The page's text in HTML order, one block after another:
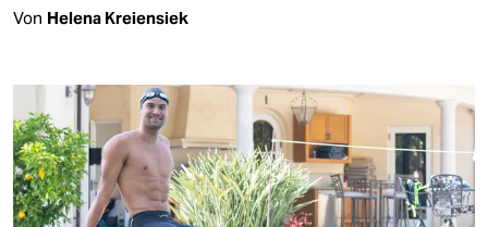
Von Helena Kreiensiek